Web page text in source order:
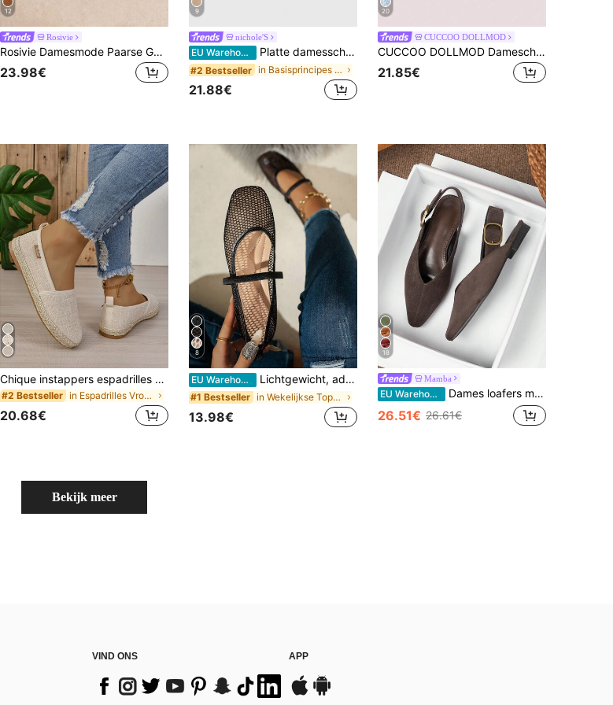
12
Rosivie
Rosivie Damesmode Paarse Gebouw Kleur Comfortabele Forens Platte Mules Schoenen Geschikt Voor Buiten Winkelen Naar Werk Dagelijks Veelzijdig
23.98€
9
nichole'S
EU Warehouse Platte damesschoenen, retro balletstijl, comfortabele platte schoenen met lage hak Mary Jane schoenen met gesp, bruin, Moederdagcadeau
#2 Bestseller in Basisprincipes Vrouwen Flats
21.88€
20
CUCCOO DOLLMOD
CUCCOO DOLLMOD Dameschoenen, beige neus met lichtroze fijne glitterstof, strikdecoratie, lage instap balletflats, eenvoudig, modieus en schattig retro, kantoorkleding
21.85€
Chique instappers espadrilles voor dames, casual platte schoenen met ronde neus, modieus schoeisel voor de zomer, dagelijks gebruik & vakantiegelegenheden
#2 Bestseller in Espadrilles Vrouwen Flats
20.68€
8
EU Warehouse Lichtgewicht, ademende platte ballerina's van hol mesh voor dames, comfortabele instapschoenen voor dagelijks gebruik, de zomer, of als cadeau voor Moederdag.
#1 Bestseller in Wekelijkse Topgroeiers Dames platte schoenen
13.98€
18
Mamba
EU Warehouse Dames loafers met vierkante neus, lage vamp, nieuwe stijl voor lente/zomer 2026, autorijders, buitengebruik, kantoorschoenen, casual zachte zool, Britse stijl, dames schoenen in grote maten 41-43
26.51€ 26.61€
Bekijk meer
VIND ONS APP